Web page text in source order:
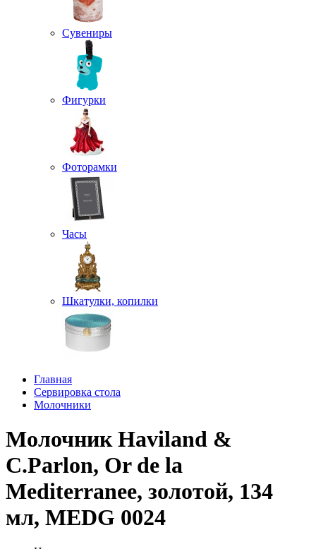
Сувениры
Фигурки
Фоторамки
Часы
Шкатулки, копилки
Главная
Сервировка стола
Молочники
Молочник Haviland &
C.Parlon, Or de la
Mediterranee, золотой, 134
мл, MEDG 0024